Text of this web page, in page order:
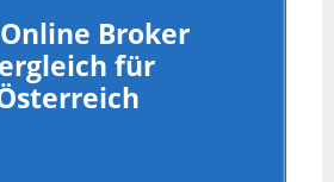
Broker
für